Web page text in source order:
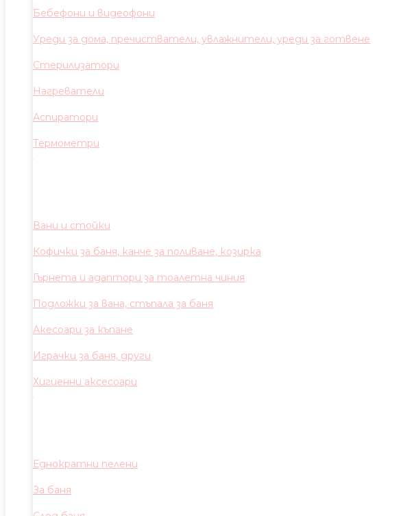
Бебефони и видеофони
Уреди за дома, пречистватели, увлажнители, уреди за готвене
Стерилизатори
Нагреватели
Аспиратори
Термометри
Вани и стойки
Кофички за баня, канче за поливане, козирка
Гърнета и адаптори за тоалетна чиния
Подложки за вана, стъпала за баня
Акесоари за къпане
Играчки за баня, други
Хигиенни аксесоари
Еднократни пелени
За баня